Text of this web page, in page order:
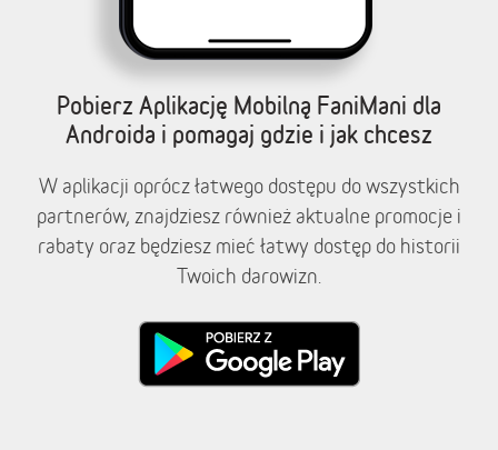
Pobierz Aplikację Mobilną FaniMani dla
Androida i pomagaj gdzie i jak chcesz
W aplikacji oprócz łatwego dostępu do wszystkich
partnerów, znajdziesz również aktualne promocje i
rabaty oraz będziesz mieć łatwy dostęp do historii
Twoich darowizn.